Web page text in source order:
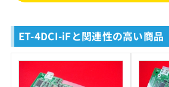
ET-4DCI-iFと関連性の高い商品